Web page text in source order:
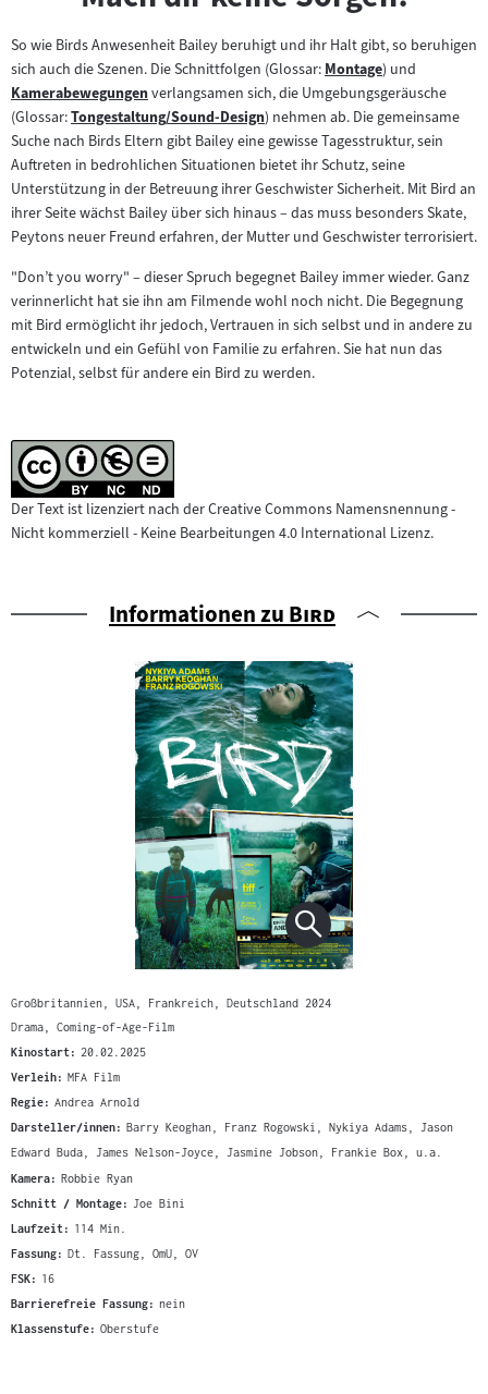
So wie Birds Anwesenheit Bailey beruhigt und ihr Halt gibt, so beruhigen
sich auch die Szenen. Die Schnittfolgen (Glossar:Zum
Inhalt:
Montage) und
Zum
Inhalt:
Kamerabewegungenverlangsamen sich, die Umgebungsgeräusche
(Glossar:Zum
Inhalt:
Tongestaltung/Sound-Design) nehmen ab. Die gemeinsame
Suche nach Birds Eltern gibt Bailey eine gewisse Tagesstruktur, sein
Auftreten in bedrohlichen Situationen bietet ihr Schutz, seine
Unterstützung in der Betreuung ihrer Geschwister Sicherheit. Mit Bird an
ihrer Seite wächst Bailey über sich hinaus – das muss besonders Skate,
Peytons neuer Freund erfahren, der Mutter und Geschwister terrorisiert.
"Don’t you worry" – dieser Spruch begegnet Bailey immer wieder. Ganz
verinnerlicht hat sie ihn am Filmende wohl noch nicht. Die Begegnung
mit Bird ermöglicht ihr jedoch, Vertrauen in sich selbst und in andere zu
entwickeln und ein Gefühl von Familie zu erfahren. Sie hat nun das
Potenzial, selbst für andere ein Bird zu werden.
Der Text ist lizenziert nach der Creative Commons Namensnennung -
Nicht kommerziell - Keine Bearbeitungen 4.0 International Lizenz.
Informationen zu "
Bird"
Großbritannien, USA, Frankreich, Deutschland 2024
Drama, Coming-of-Age-Film
Kinostart: 20.02.2025
Verleih: MFA Film
Regie: Andrea Arnold
Darsteller/innen: Barry Keoghan, Franz Rogowski, Nykiya Adams, Jason
Edward Buda, James Nelson-Joyce, Jasmine Jobson, Frankie Box, u.a.
Kamera: Robbie Ryan
Schnitt / Montage: Joe Bini
Laufzeit: 114 Min.
Fassung: Dt. Fassung, OmU, OV
FSK: 16
Barrierefreie Fassung: nein
Klassenstufe: Oberstufe